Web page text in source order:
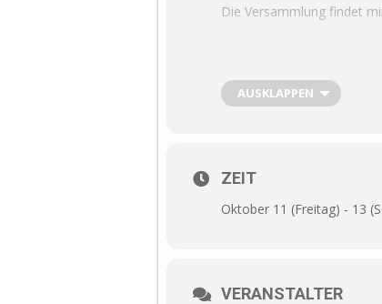
Die Versammlung findet
AUSKLAPPEN
ZEIT
Oktober 11 (Freitag) - 13
VERANSTALTER